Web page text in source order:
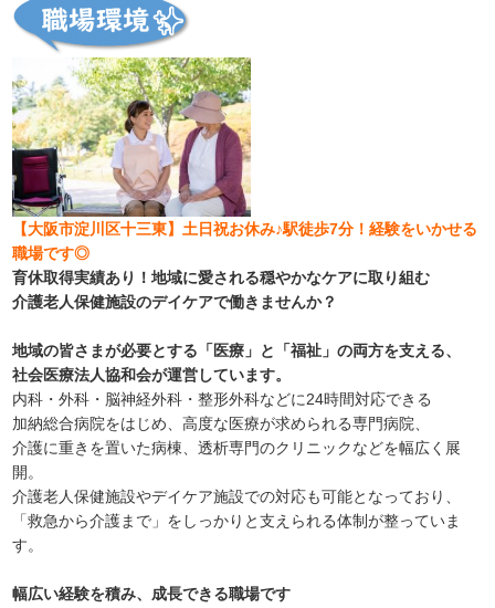
【大阪市淀川区十三東】土日祝お休み♪駅徒歩7分！経験をいかせる
職場です◎
育休取得実績あり！地域に愛される穏やかなケアに取り組む
介護老人保健施設のデイケアで働きませんか？
地域の皆さまが必要とする「医療」と「福祉」の両方を支える、
社会医療法人協和会が運営しています。
内科・外科・脳神経外科・整形外科などに24時間対応できる
加納総合病院をはじめ、高度な医療が求められる専門病院、
介護に重きを置いた病棟、透析専門のクリニックなどを幅広く展
開。
介護老人保健施設やデイケア施設での対応も可能となっており、
「救急から介護まで」をしっかりと支えられる体制が整っていま
す。
幅広い経験を積み、成長できる職場です